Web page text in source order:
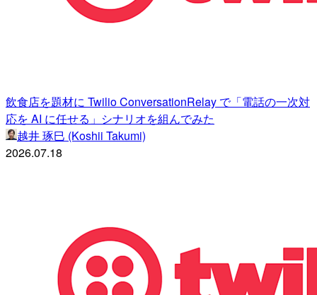
飲食店を題材に Twilio ConversationRelay で「電話の一次対
応を AI に任せる」シナリオを組んでみた
越井 琢巳 (Koshii Takumi)
2026.07.18